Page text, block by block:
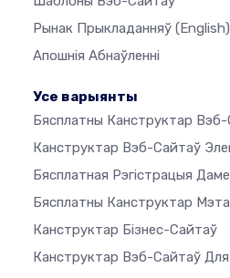
Рынак Прыкладанняў (English)
Апошнія Абнаўленні
Усе варыянты
Бясплатны Канструктар
Канструктар Вэб-Сайтаў
Бясплатная Рэгістрацыя
Бясплатны Канструктар
Канструктар Бізнес-Сайтаў
Канструктар Вэб-Сайтаў